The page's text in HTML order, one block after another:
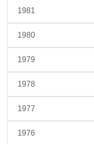
1981
1980
1979
1978
1977
1976